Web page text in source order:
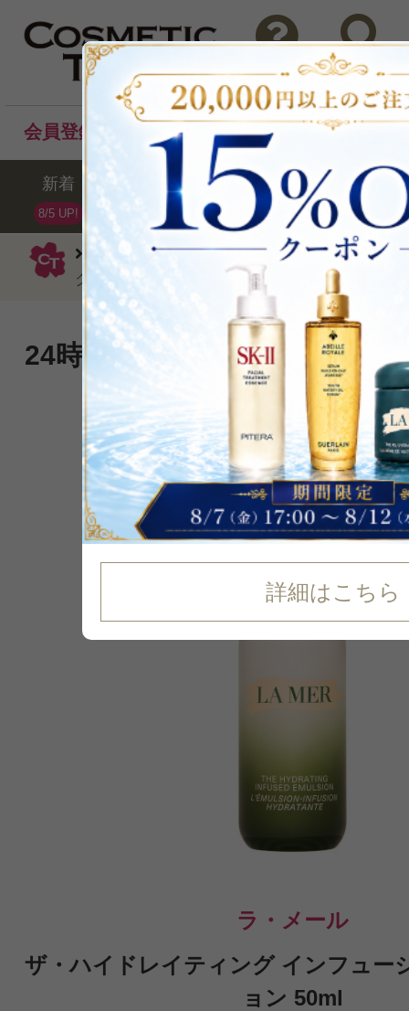
ラ・メール 乳液
ザ・ハイドレイ
グ エマルジョン50ml
問い合わせ 検索
会員登録後のお買い物でポイントプレゼント！
新着
8/5 UP!
セール ランキング ブ
詳細はこちら
24時間続くみずみずしさ、エ
な感触。
P可 再入荷
16%
OFF
ラ・メール
ザ・ハイドレイティング インフュー
ョン 50ml